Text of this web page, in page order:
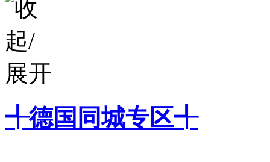
╃德国同城专区╃